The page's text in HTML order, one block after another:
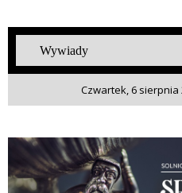
Czwartek, 6 sierpnia